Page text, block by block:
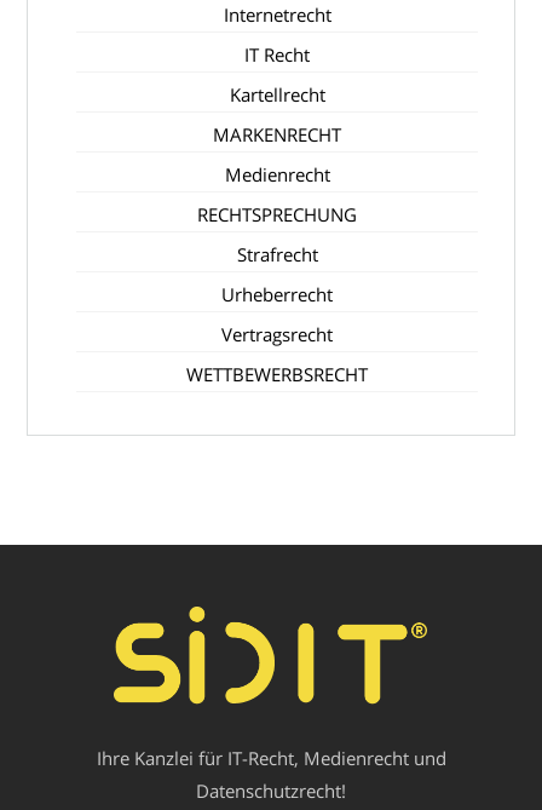
Internetrecht
IT Recht
Kartellrecht
MARKENRECHT
Medienrecht
RECHTSPRECHUNG
Strafrecht
Urheberrecht
Vertragsrecht
WETTBEWERBSRECHT
Ihre Kanzlei für IT-Recht, Medienrecht und
Datenschutzrecht!